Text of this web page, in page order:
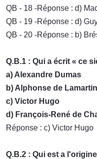
QB - 18 -Réponse : d)
QB - 19 -Réponse : d)
QB - 20 -Réponse : b)
Q.B.1 : Qui a écrit « ce
a) Alexandre Dumas
b) Alphonse de
c) Victor Hugo
d) François-René de
Réponse : c) Victor Hugo
Q.B.2 : Qui est a